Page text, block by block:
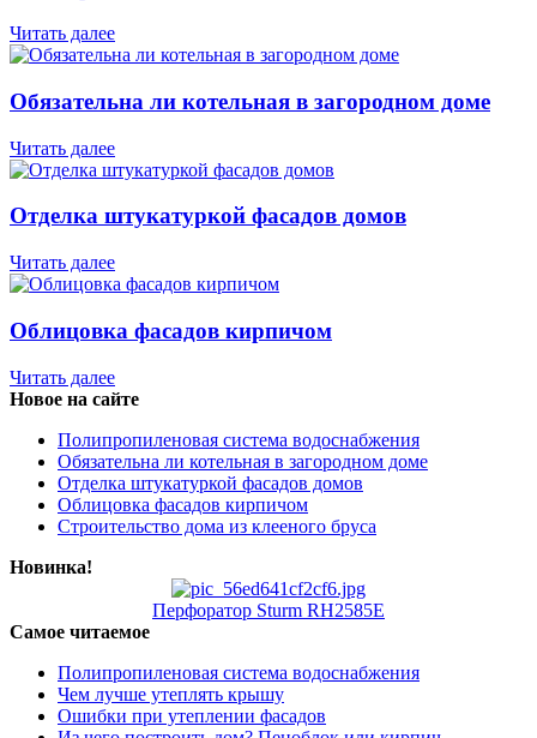
Читать далее
Обязательна ли котельная в загородном доме
Читать далее
Отделка штукатуркой фасадов домов
Читать далее
Облицовка фасадов кирпичом
Читать далее
Новое на сайте
Полипропиленовая система водоснабжения
Обязательна ли котельная в загородном доме
Отделка штукатуркой фасадов домов
Облицовка фасадов кирпичом
Строительство дома из клееного бруса
Новинка!
Перфоратор Sturm RH2585E
Самое читаемое
Полипропиленовая система водоснабжения
Чем лучше утеплять крышу
Ошибки при утеплении фасадов